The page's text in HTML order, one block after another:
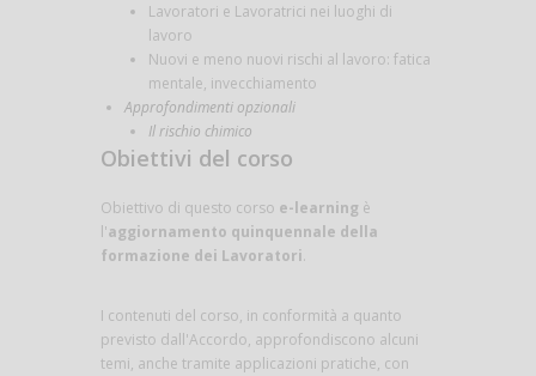
Lavoratori e Lavoratrici nei luoghi di
lavoro
Nuovi e meno nuovi rischi al lavoro: fatica
mentale, invecchiamento
Approfondimenti opzionali
Il rischio chimico
Obiettivi del corso
Obiettivo di questo corso e-learning è
l'aggiornamento quinquennale della
formazione dei Lavoratori.
I contenuti del corso, in conformità a quanto
previsto dall'Accordo, approfondiscono alcuni
temi, anche tramite applicazioni pratiche, con